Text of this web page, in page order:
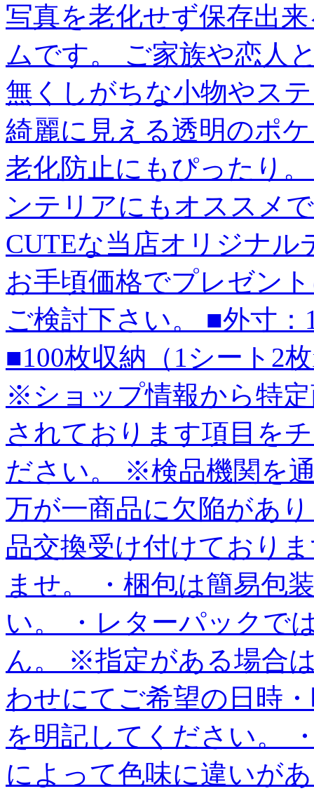
写真を老化せず保存出
ムです。 ご家族や恋人
無くしがちな小物やス
綺麗に見える透明のポ
老化防止にもぴったり
ンテリアにもオススメ
CUTEな当店オリジナ
お手頃価格でプレゼン
ご検討下さい。 ■外寸：
■100枚収納（1シート2
※ショップ情報から特
されております項目を
ださい。 ※検品機関を
万が一商品に欠陥があ
品交換受け付けており
ませ。 ・梱包は簡易包
い。 ・レターパックで
ん。 ※指定がある場合
わせにてご希望の日時
を明記してください。
によって色味に違いが